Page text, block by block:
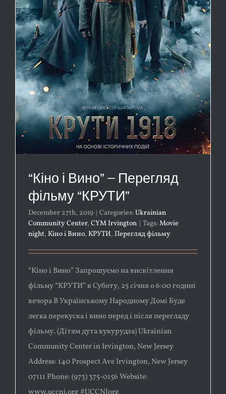
“Кіно і Вино” – Перегляд
фільму “КРУТИ”
December 27th, 2019 | Categories:Ukrainian
Community Center, CYM Irvington | Tags:Movie
night, Кіно і Вино, КРУТИ, Перегляд фільму
“Кіно і Вино” Запрошуємо на висвітлення
фільму “КРУТИ” в Суботу, 25 січня о 6:00 годині
вечора В Українському Народному Домі Буде
легка перекуска і вино перед і після перегладу
фільму. (Дітям дута кукурудза) Ukrainian
Community Center in Irvington, New Jersey
Address: 140 Prospect Ave Irvington, New Jersey
07111 Phone: (973) 375-0156 Website: